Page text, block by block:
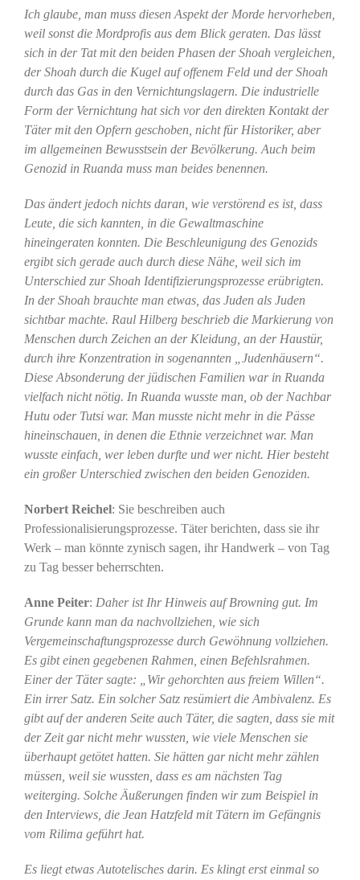
Ich glaube, man muss diesen Aspekt der Morde hervorheben,
weil sonst die Mordprofis aus dem Blick geraten. Das lässt
sich in der Tat mit den beiden Phasen der Shoah vergleichen,
der Shoah durch die Kugel auf offenem Feld und der Shoah
durch das Gas in den Vernichtungslagern. Die industrielle
Form der Vernichtung hat sich vor den direkten Kontakt der
Täter mit den Opfern geschoben, nicht für Historiker, aber
im allgemeinen Bewusstsein der Bevölkerung. Auch beim
Genozid in Ruanda muss man beides benennen.
Das ändert jedoch nichts daran, wie verstörend es ist, dass
Leute, die sich kannten, in die Gewaltmaschine
hineingeraten konnten. Die Beschleunigung des Genozids
ergibt sich gerade auch durch diese Nähe, weil sich im
Unterschied zur Shoah Identifizierungsprozesse erübrigten.
In der Shoah brauchte man etwas, das Juden als Juden
sichtbar machte. Raul Hilberg beschrieb die Markierung von
Menschen durch Zeichen an der Kleidung, an der Haustür,
durch ihre Konzentration in sogenannten „Judenhäusern“.
Diese Absonderung der jüdischen Familien war in Ruanda
vielfach nicht nötig. In Ruanda wusste man, ob der Nachbar
Hutu oder Tutsi war. Man musste nicht mehr in die Pässe
hineinschauen, in denen die Ethnie verzeichnet war. Man
wusste einfach, wer leben durfte und wer nicht. Hier besteht
ein großer Unterschied zwischen den beiden Genoziden.
Norbert Reichel: Sie beschreiben auch
Professionalisierungsprozesse. Täter berichten, dass sie ihr
Werk – man könnte zynisch sagen, ihr Handwerk – von Tag
zu Tag besser beherrschten.
Anne Peiter: Daher ist Ihr Hinweis auf Browning gut. Im
Grunde kann man da nachvollziehen, wie sich
Vergemeinschaftungsprozesse durch Gewöhnung vollziehen.
Es gibt einen gegebenen Rahmen, einen Befehlsrahmen.
Einer der Täter sagte: „Wir gehorchten aus freiem Willen“.
Ein irrer Satz. Ein solcher Satz resümiert die Ambivalenz. Es
gibt auf der anderen Seite auch Täter, die sagten, dass sie mit
der Zeit gar nicht mehr wussten, wie viele Menschen sie
überhaupt getötet hatten. Sie hätten gar nicht mehr zählen
müssen, weil sie wussten, dass es am nächsten Tag
weiterging. Solche Äußerungen finden wir zum Beispiel in
den Interviews, die Jean Hatzfeld mit Tätern im Gefängnis
vom Rilima geführt hat.
Es liegt etwas Autotelisches darin. Es klingt erst einmal so